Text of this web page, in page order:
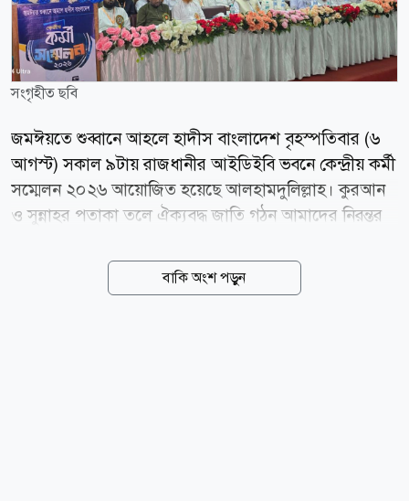
সংগৃহীত ছবি
জমঈয়তে শুব্বানে আহলে হাদীস বাংলাদেশ বৃহস্পতিবার (৬
আগস্ট) সকাল ৯টায় রাজধানীর আইডিইবি ভবনে কেন্দ্রীয় কর্মী
সম্মেলন ২০২৬ আয়োজিত হয়েছে আলহামদুলিল্লাহ। কুরআন
ও সুন্নাহর পতাকা তলে ঐক্যবদ্ধ জাতি গঠন আমাদের নিরন্তর
দেশের বিভিন্ন জেলা থেকে সংগঠনের বিপুল সংখ্যক কর্মী ও
দায়িত্বশীলগণ অংশগ্রহণ করেন। সম্মেলনের প্রধান অতিথি
বাকি অংশ পড়ুন